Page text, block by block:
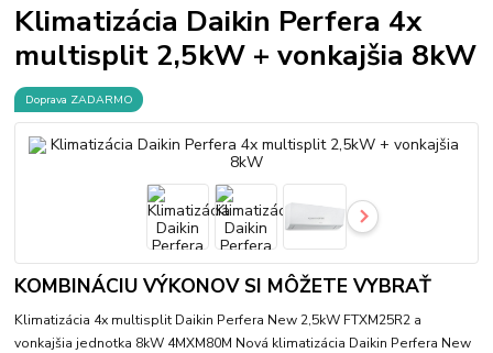
Klimatizácia Daikin Perfera 4x
multisplit 2,5kW + vonkajšia 8kW
Doprava ZADARMO
KOMBINÁCIU VÝKONOV SI MÔŽETE VYBRAŤ
Klimatizácia 4x multisplit Daikin Perfera New 2,5kW FTXM25R2 a
vonkajšia jednotka 8kW 4MXM80M Nová klimatizácia Daikin Perfera New